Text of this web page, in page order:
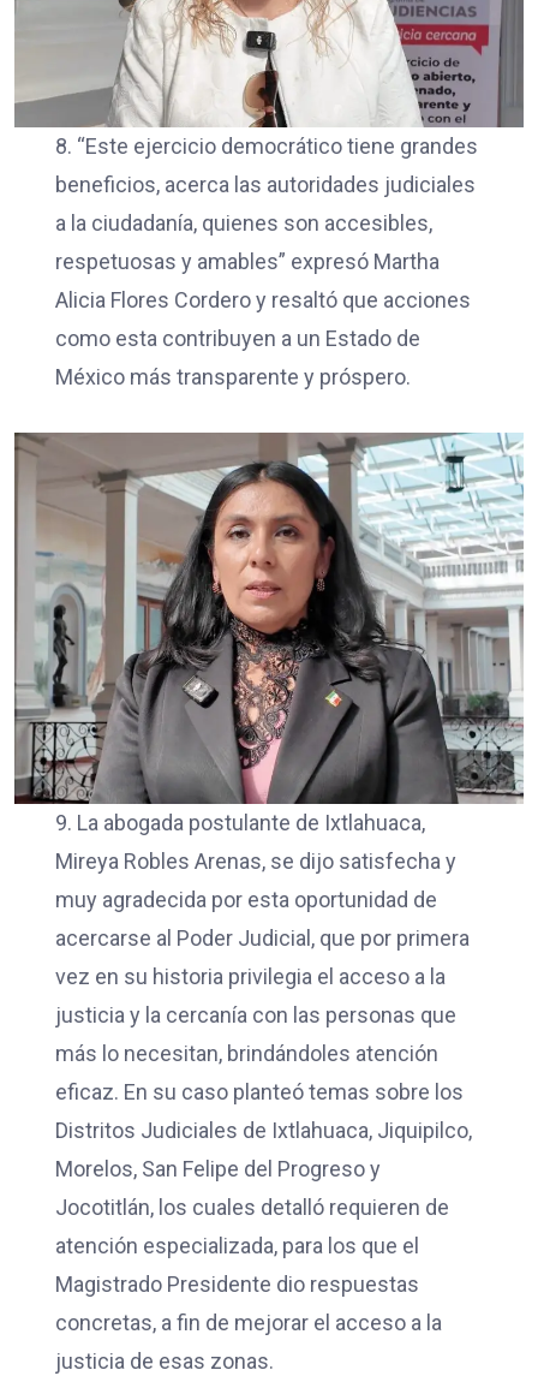
8. “Este ejercicio democrático tiene grandes
beneficios, acerca las autoridades judiciales
a la ciudadanía, quienes son accesibles,
respetuosas y amables” expresó Martha
Alicia Flores Cordero y resaltó que acciones
como esta contribuyen a un Estado de
México más transparente y próspero.
9. La abogada postulante de Ixtlahuaca,
Mireya Robles Arenas, se dijo satisfecha y
muy agradecida por esta oportunidad de
acercarse al Poder Judicial, que por primera
vez en su historia privilegia el acceso a la
justicia y la cercanía con las personas que
más lo necesitan, brindándoles atención
eficaz. En su caso planteó temas sobre los
Distritos Judiciales de Ixtlahuaca, Jiquipilco,
Morelos, San Felipe del Progreso y
Jocotitlán, los cuales detalló requieren de
atención especializada, para los que el
Magistrado Presidente dio respuestas
concretas, a fin de mejorar el acceso a la
justicia de esas zonas.